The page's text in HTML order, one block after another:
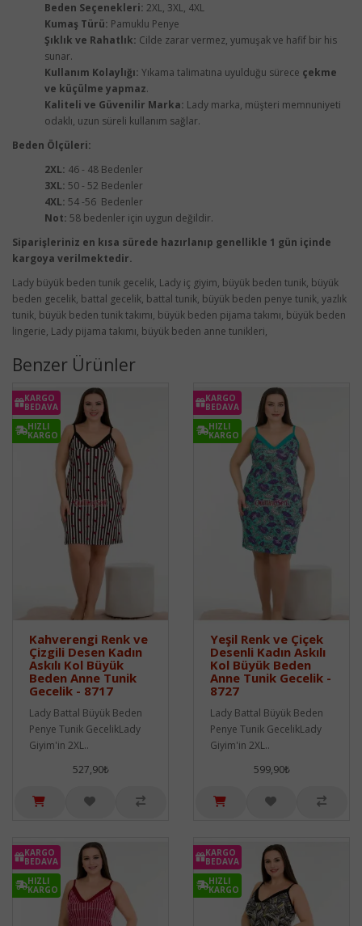
Beden Seçenekleri: 2XL, 3XL, 4XL
Kumaş Türü: Pamuklu Penye
Şıklık ve Rahatlık: Cilde zarar vermez, yumuşak ve hafif bir his
sunar.
Kullanım Kolaylığı: Yıkama talimatına uyulduğu sürece çekme
ve küçülme yapmaz.
Kaliteli ve Güvenilir Marka: Lady marka, müşteri memnuniyeti
odaklı, uzun süreli kullanım sağlar.
Beden Ölçüleri:
2XL: 46 - 48 Bedenler
3XL: 50 - 52 Bedenler
4XL: 54 -56 Bedenler
Not: 58 bedenler için uygun değildir.
Siparişleriniz en kısa sürede hazırlanıp genellikle 1 gün içinde
kargoya verilmektedir.
Lady büyük beden tunik gecelik, Lady iç giyim, büyük beden tunik, büyük
beden gecelik, battal gecelik, battal tunik, büyük beden penye tunik, yazlık
tunik, büyük beden tunik takımı, büyük beden pijama takımı, büyük beden
lingerie, Lady pijama takımı, büyük beden anne tunikleri,
Benzer Ürünler
KARGO
BEDAVA
HIZLI
KARGO
Kahverengi Renk ve
Çizgili Desen Kadın
Askılı Kol Büyük
Beden Anne Tunik
Gecelik - 8717
Lady Battal Büyük Beden
Penye Tunik GecelikLady
Giyim'in 2XL..
527,90₺
KARGO
BEDAVA
HIZLI
KARGO
Yeşil Renk ve Çiçek
Desenli Kadın Askılı
Kol Büyük Beden
Anne Tunik Gecelik -
8727
Lady Battal Büyük Beden
Penye Tunik GecelikLady
Giyim'in 2XL..
599,90₺
KARGO
BEDAVA
HIZLI
KARGO
KARGO
BEDAVA
HIZLI
KARGO